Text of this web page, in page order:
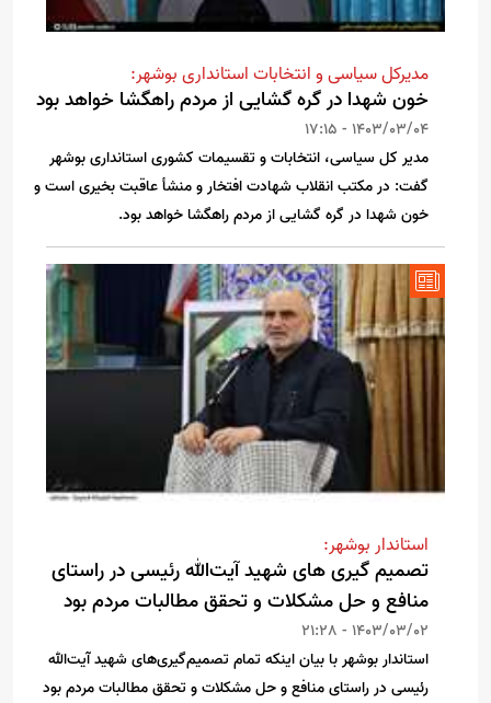
مدیرکل سیاسی و انتخابات استانداری بوشهر:
خون شهدا در گره گشایی از مردم راهگشا خواهد بود
1403/03/04 - 17:15
مدیر کل سیاسی، انتخابات و تقسیمات کشوری استانداری بوشهر
گفت: در مکتب انقلاب شهادت افتخار و منشأ عاقبت بخیری است و
خون شهدا در گره گشایی از مردم راهگشا خواهد بود.
استاندار بوشهر:
تصمیم‌ گیری‌ های شهید آیت‌الله رئیسی در راستای
منافع و حل مشکلات و تحقق مطالبات مردم بود
1403/03/02 - 21:28
استاندار بوشهر با بیان اینکه تمام تصمیم‌گیری‌های شهید آیت‌الله
رئیسی در راستای منافع و حل مشکلات و تحقق مطالبات مردم بود